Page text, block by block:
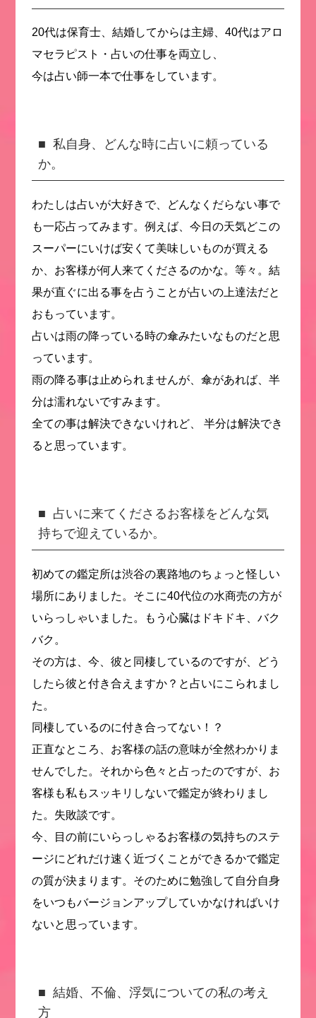
20代は保育士、結婚してからは主婦、40代はアロ
マセラピスト・占いの仕事を両立し、
今は占い師一本で仕事をしています。
私自身、どんな時に占いに頼っている
か。
わたしは占いが大好きで、どんなくだらない事で
も一応占ってみます。例えば、今日の天気どこの
スーパーにいけば安くて美味しいものが買える
か、お客様が何人来てくださるのかな。等々。結
果が直ぐに出る事を占うことが占いの上達法だと
おもっています。
占いは雨の降っている時の傘みたいなものだと思
っています。
雨の降る事は止められませんが、傘があれば、半
分は濡れないですみます。
全ての事は解決できないけれど、 半分は解決でき
ると思っています。
占いに来てくださるお客様をどんな気
持ちで迎えているか。
初めての鑑定所は渋谷の裏路地のちょっと怪しい
場所にありました。そこに40代位の水商売の方が
いらっしゃいました。もう心臓はドキドキ、バク
バク。
その方は、今、彼と同棲しているのですが、どう
したら彼と付き合えますか？と占いにこられまし
た。
同棲しているのに付き合ってない！？
正直なところ、お客様の話の意味が全然わかりま
せんでした。それから色々と占ったのですが、お
客様も私もスッキリしないで鑑定が終わりまし
た。失敗談です。
今、目の前にいらっしゃるお客様の気持ちのステ
ージにどれだけ速く近づくことができるかで鑑定
の質が決まります。そのために勉強して自分自身
をいつもバージョンアップしていかなければいけ
ないと思っています。
結婚、不倫、浮気についての私の考え
方